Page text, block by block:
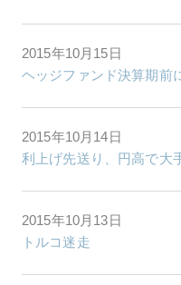
2015年10月15日
ヘッジファンド決算期前
2015年10月14日
利上げ先送り、円高で大
2015年10月13日
トルコ迷走